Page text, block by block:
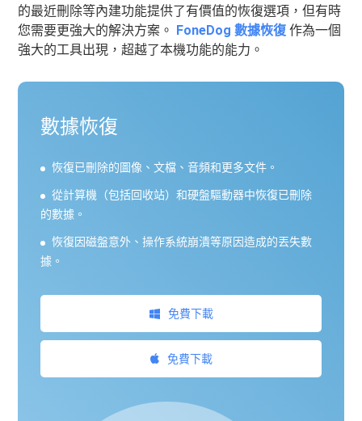
的最近刪除等內建功能提供了有價值的恢復選項，但有時
您需要更強大的解決方案。 FoneDog 數據恢復 作為一個
強大的工具出現，超越了本機功能的能力。
數據恢復
恢復已刪除的圖像、文檔、音頻和更多文件。
從計算機（包括回收站）和硬盤驅動器中恢復已刪除
的數據。
恢復因磁盤意外、操作系統崩潰等原因造成的丟失數
據。
免費下載
免費下載